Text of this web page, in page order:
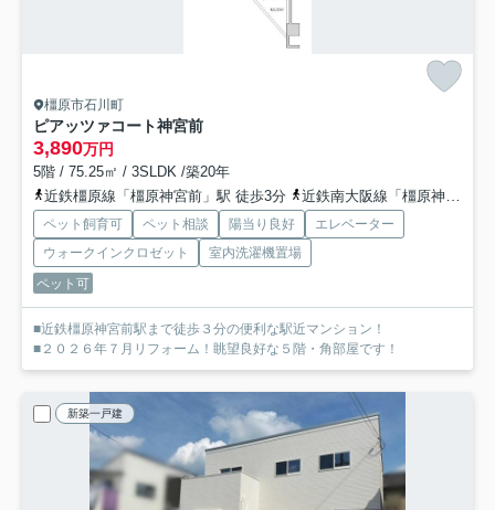
橿原市石川町
ピアッツァコート神宮前
3,890万円
5階 / 75.25㎡ / 3SLDK /築20年
近鉄橿原線「橿原神宮前」駅 徒歩3分
近鉄南大阪線「橿原神宮前」駅 徒歩3分
ペット飼育可 ペット相談 陽当り良好
エレベーター
ウォークインクロゼット
室内洗濯機置場
ペット可
■近鉄橿原神宮前駅まで徒歩３分の便利な駅近マンション！
■２０２６年７月リフォーム！眺望良好な５階・角部屋です！
新築一戸建